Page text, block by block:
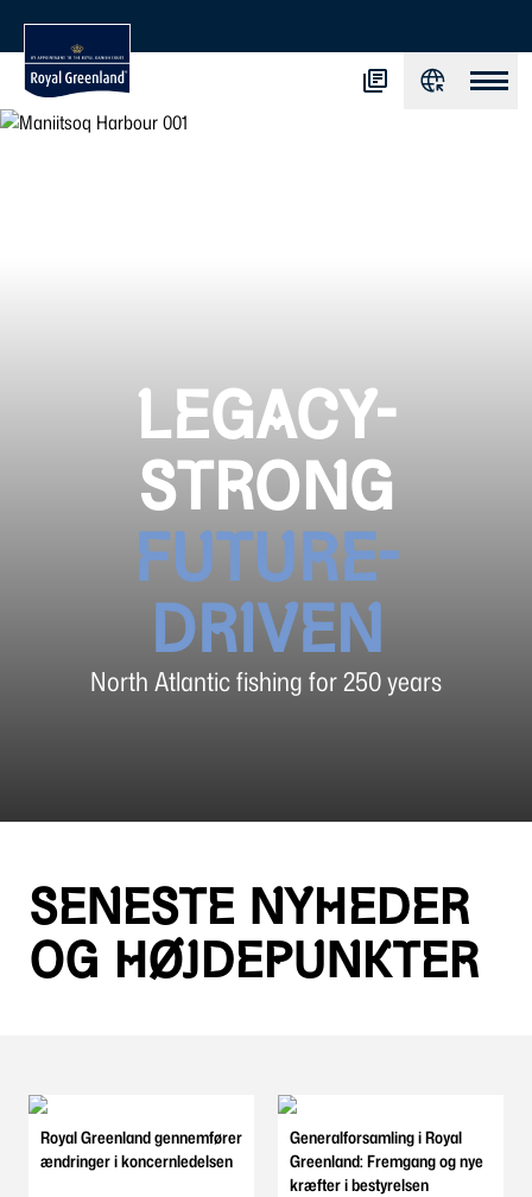
LEGACY-
STRONG
FUTURE-
DRIVEN
North Atlantic fishing for 250 years
SENESTE NYHEDER
OG HØJDEPUNKTER
Royal Greenland gennemfører
ændringer i koncernledelsen
Generalforsamling i Royal
Greenland: Fremgang og nye
kræfter i bestyrelsen